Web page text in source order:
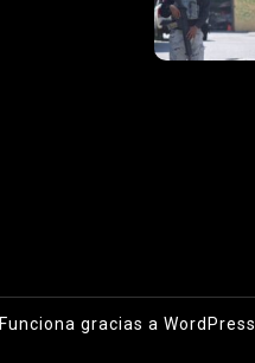
Funciona gracias a WordPress